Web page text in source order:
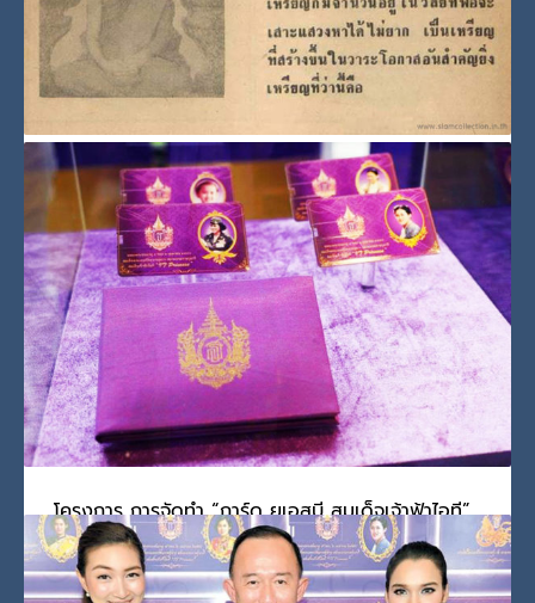
พระพุทธรูปศักดิ์สิทธิ์
รัชกาลที่ 9
TAGGED UNDER:
พระกริ่ง ๗ รอบ พระกริ่งพระพุทธชินสีห์
เหรียญพระบรมรูป รัชกาลที่ 9 ทรงผนวช
วันพุธ, 11 พฤษภาคม 2022 BYSCADMIN
ประวัติการสร้าง เมื่อปี พ.ศ. 2508 ทางวัดบวรฯ ได้ดำเนินก
PUBLISHED IN
รัชกาลที่ 9
TAGGED UNDER:
ทรงผนวช,รัชกาลที่ 9 รัชกาลที่ 9 ทรงผนวช
โครงการ การจัดทำ “การ์ด ยูเอสบี สมเด็จเจ้าฟ้าไอที”
วันจันทร์, 07 กุมภาพันธ์ 2022 BY SCADMIN